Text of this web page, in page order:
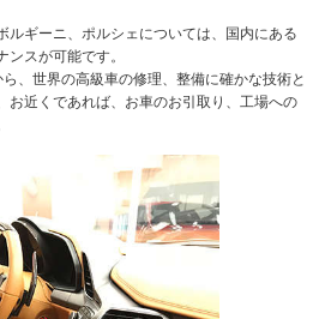
ルギーニ、ポルシェについては、国内にある
スが可能です。
、世界の高級車の修理、整備に確かな技術と
お近くであれば、お車のお引取り、工場への